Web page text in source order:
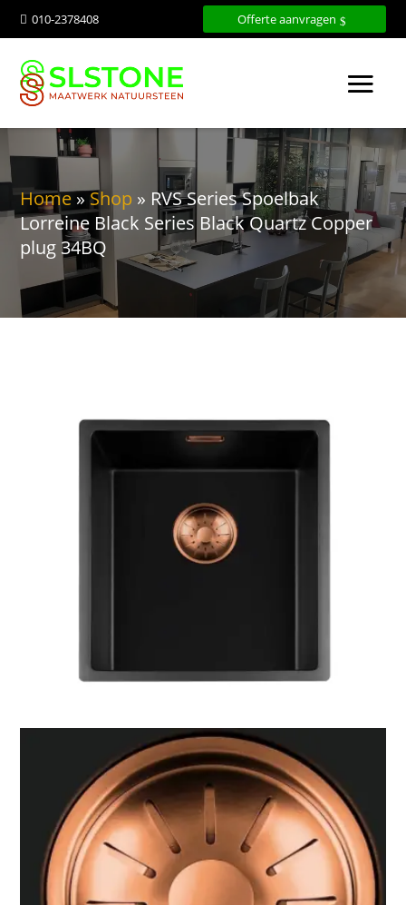
 010-2378408 Offerte aanvragen
Home»Shop » RVS Series Spoelbak
Lorreine Black Series Black Quartz Copper
plug 34BQ